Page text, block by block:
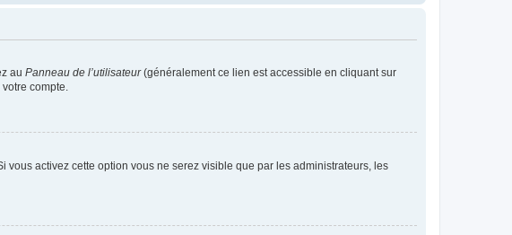
au Panneau de l’utilisateur(généralement ce lien est accessible en cliquant sur
compte.
Si vous activez cette option vous ne serez visible que par les administrateurs, les